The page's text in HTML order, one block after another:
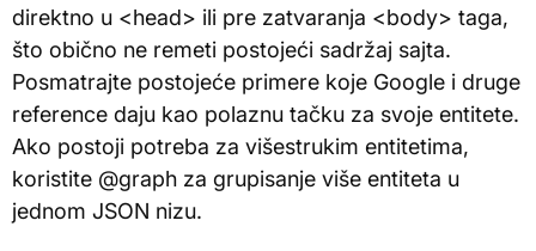
direktno u <head> ili pre zatvaranja <body> taga,
što obično ne remeti postojeći sadržaj sajta.
Posmatrajte postojeće primere koje Google i druge
reference daju kao polaznu tačku za svoje entitete.
Ako postoji potreba za višestrukim entitetima,
koristite @graph za grupisanje više entiteta u
jednom JSON nizu.